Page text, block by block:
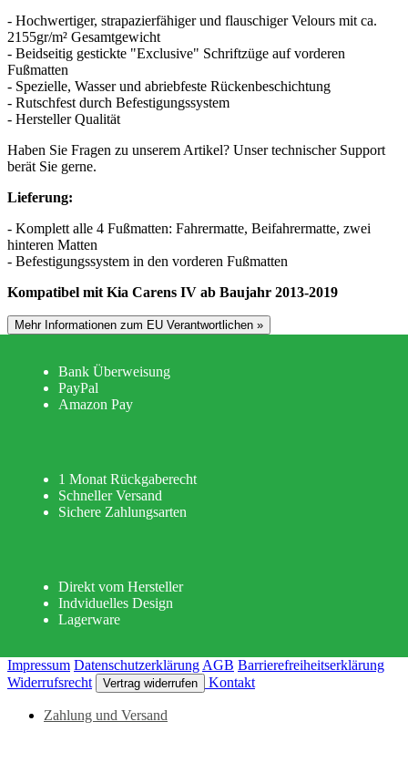
- Hochwertiger, strapazierfähiger und flauschiger Velours mit ca.
2155gr/m² Gesamtgewicht
- Beidseitig gestickte "Exclusive" Schriftzüge auf vorderen
Fußmatten
- Spezielle, Wasser und abriebfeste Rückenbeschichtung
- Rutschfest durch Befestigungssystem
- Hersteller Qualität
Haben Sie Fragen zu unserem Artikel? Unser technischer Support
berät Sie gerne.
Lieferung:
- Komplett alle 4 Fußmatten: Fahrermatte, Beifahrermatte, zwei
hinteren Matten
- Befestigungssystem in den vorderen Fußmatten
Kompatibel mit Kia Carens IV ab Baujahr 2013-2019
Mehr Informationen zum EU Verantwortlichen »
Bank Überweisung
PayPal
Amazon Pay
1 Monat Rückgaberecht
Schneller Versand
Sichere Zahlungsarten
Direkt vom Hersteller
Indviduelles Design
Lagerware
Impressum Daten­schutz­erklärung AGB Barrierefreiheitserklärung
Widerrufs­recht
Vertrag widerrufen Kontakt
Zahlung und Versand